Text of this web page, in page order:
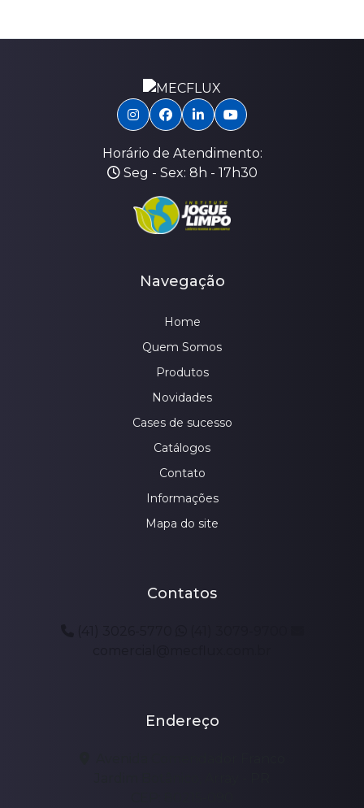
Horário de Atendimento:
Seg - Sex: 8h - 17h30
Navegação
Home
Quem Somos
Produtos
Novidades
Cases de sucesso
Catálogos
Contato
Informações
Mapa do site
Contatos
Endereço